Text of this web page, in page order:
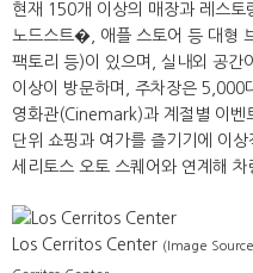
현재 150개 이상의 매장과 레스토
노드스트�, 애플 스토어 등 대형
팩토리 등)이 있으며, 실내외 공간
이상이 방문하며, 주차장은 5,000
영화관(Cinemark)과 계절별 이벤
단위 쇼핑과 여가를 즐기기에 이
세리토스 오토 스퀘어와 연계해
Los Cerritos Center (Image